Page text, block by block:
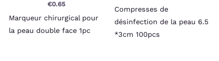
€0.65
Marqueur chirurgical pour
la peau double face 1pc
Compresses de
désinfection de la peau 6.5
*3cm 100pcs